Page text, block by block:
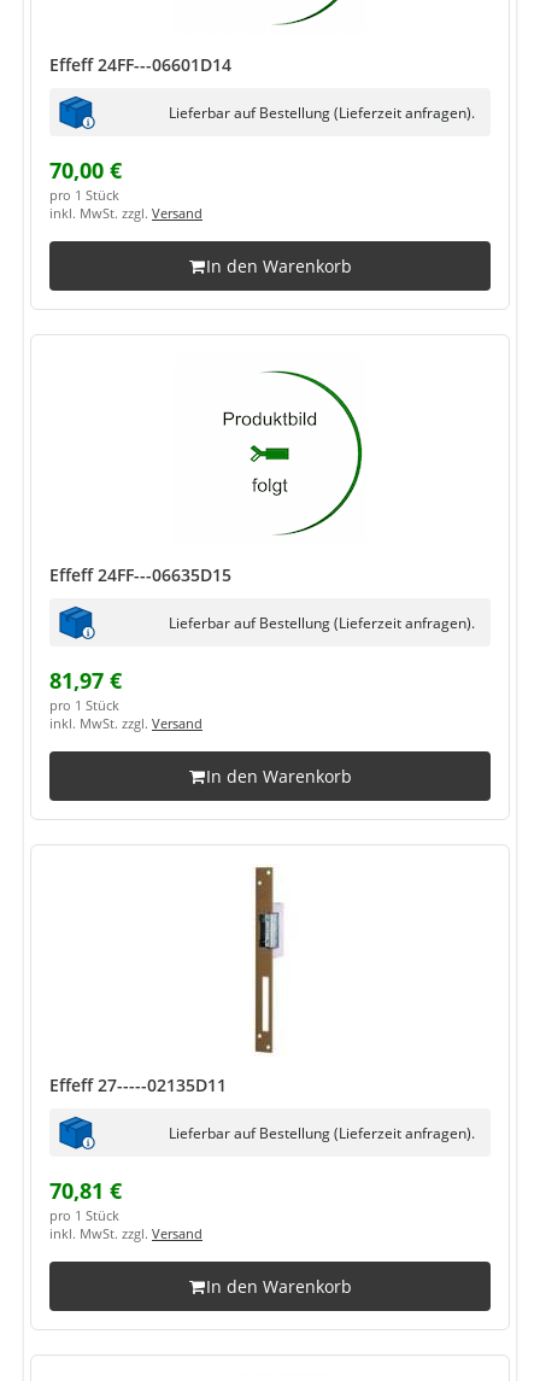
Effeff 24FF---06601D14
Lieferbar auf Bestellung (Lieferzeit anfragen).
70,00 €
pro 1 Stück
inkl. MwSt. zzgl. Versand
In den Warenkorb
Effeff 24FF---06635D15
Lieferbar auf Bestellung (Lieferzeit anfragen).
81,97 €
pro 1 Stück
inkl. MwSt. zzgl. Versand
In den Warenkorb
Effeff 27-----02135D11
Lieferbar auf Bestellung (Lieferzeit anfragen).
70,81 €
pro 1 Stück
inkl. MwSt. zzgl. Versand
In den Warenkorb